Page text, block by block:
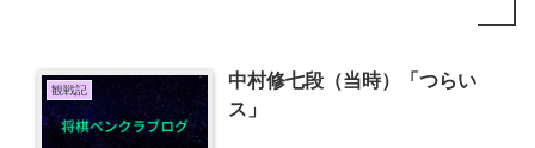
観戦記
中村修七段（当時）「つらい
ス」